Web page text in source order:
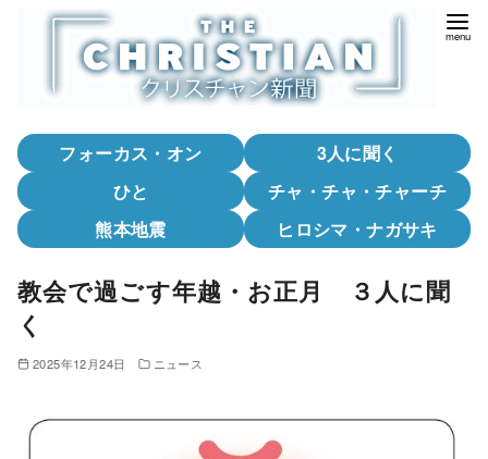
フォーカス・オン
3人に聞く
ひと
チャ・チャ・チャーチ
熊本地震
ヒロシマ・ナガサキ
教会で過ごす年越・お正月 ３人に聞
く
2025年12月24日 ニュース